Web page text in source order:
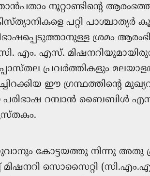
നൂറ്റാണ്ടിന്റെ
പറ്റി
ശ്രമം
എം. എസ്.
പ്രവര്‍ത്തികളും
ഈ ഗ്രന്ഥത്തിന്‍റെ
റമ്പാൻ ബൈബിൾ
കോട്ടയത്തു നിന്നു അതു
മിഷനറി സൊസൈറ്റി